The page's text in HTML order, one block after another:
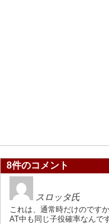
8件のコメント
スロッタ氏
これは、通常時だけのです
AT中も同じ子役確率なんで